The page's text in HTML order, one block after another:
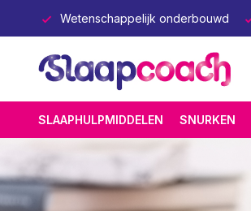
Wetenschappelijk onderbouwd
SLAAPHULPMIDDELEN SNURKEN